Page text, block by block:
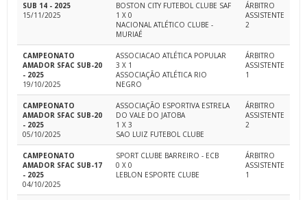
SUB 14 - 2025
15/11/2025
BOSTON CITY FUTEBOL CLUBE SAF
1 X 0
NACIONAL ATLÉTICO CLUBE -
MURIAÉ
ÁRBITRO
ASSISTENTE
2
CAMPEONATO
AMADOR SFAC SUB-20
- 2025
19/10/2025
ASSOCIACAO ATLÉTICA POPULAR
3 X 1
ASSOCIAÇÃO ATLÉTICA RIO
NEGRO
ÁRBITRO
ASSISTENTE
1
CAMPEONATO
AMADOR SFAC SUB-20
- 2025
05/10/2025
ASSOCIAÇÃO ESPORTIVA ESTRELA
DO VALE DO JATOBA
1 X 3
SAO LUIZ FUTEBOL CLUBE
ÁRBITRO
ASSISTENTE
2
CAMPEONATO
AMADOR SFAC SUB-17
- 2025
04/10/2025
SPORT CLUBE BARREIRO - ECB
0 X 0
LEBLON ESPORTE CLUBE
ÁRBITRO
ASSISTENTE
1